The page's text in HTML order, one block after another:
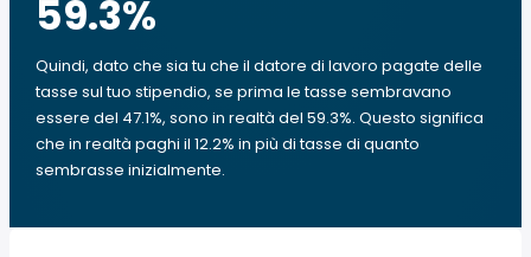
59.3%
Quindi, dato che sia tu che il datore di lavoro pagate delle
tasse sul tuo stipendio, se prima le tasse sembravano
essere del 47.1%, sono in realtà del 59.3%. Questo significa
che in realtà paghi il 12.2% in più di tasse di quanto
sembrasse inizialmente.